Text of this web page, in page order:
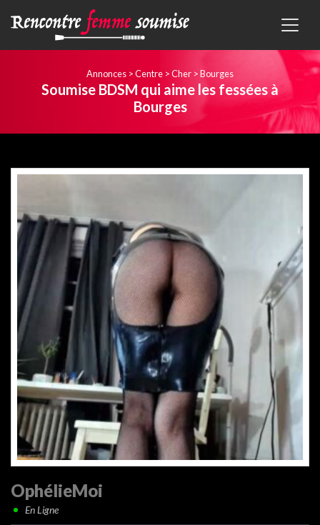
Annonces >Centre >Cher >Bourges
Soumise BDSM qui aime les fessées à
Bourges
OphélieMoi
En Ligne